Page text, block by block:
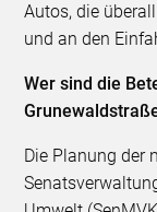
Autos, die
und an den
Wer sind die
Die Planung der